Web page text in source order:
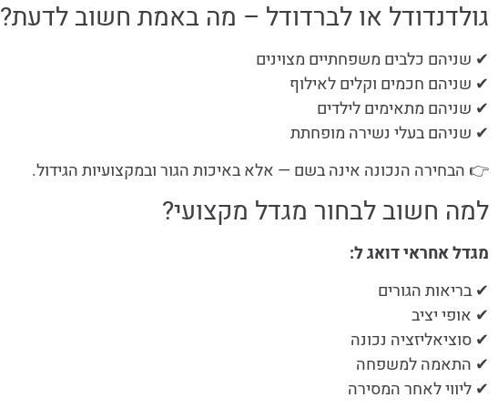
גולדנדודל או לברדודל – מה באמת חשוב לדעת?
✔ שניהם כלבים משפחתיים מצוינים
✔ שניהם חכמים וקלים לאילוף
✔ שניהם מתאימים לילדים
✔ שניהם בעלי נשירה מופחתת
👉 הבחירה הנכונה אינה בשם — אלא באיכות הגור ובמקצועיות הגידול.
למה חשוב לבחור מגדל מקצועי?
מגדל אחראי דואג ל:
✔ בריאות הגורים
✔ אופי יציב
✔ סוציאליזציה נכונה
✔ התאמה למשפחה
✔ ליווי לאחר המסירה